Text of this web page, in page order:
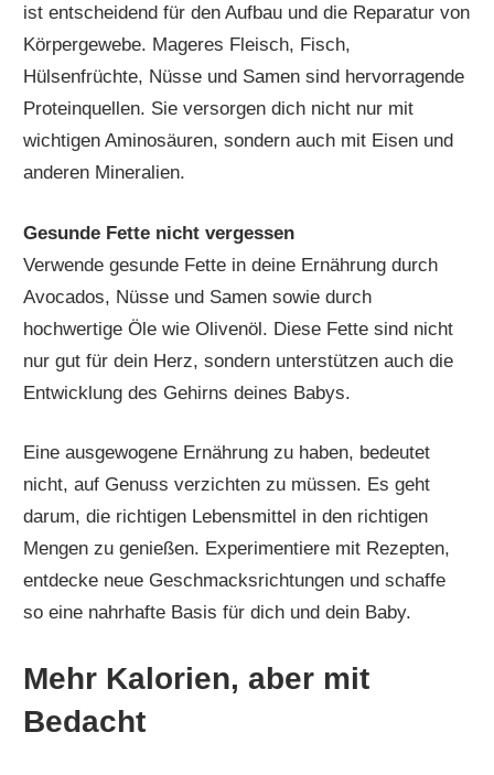
ist entscheidend für den Aufbau und die Reparatur von
Körpergewebe. Mageres Fleisch, Fisch,
Hülsenfrüchte, Nüsse und Samen sind hervorragende
Proteinquellen. Sie versorgen dich nicht nur mit
wichtigen Aminosäuren, sondern auch mit Eisen und
anderen Mineralien.
Gesunde Fette nicht vergessen
Verwende gesunde Fette in deine Ernährung durch
Avocados, Nüsse und Samen sowie durch
hochwertige Öle wie Olivenöl. Diese Fette sind nicht
nur gut für dein Herz, sondern unterstützen auch die
Entwicklung des Gehirns deines Babys.
Eine ausgewogene Ernährung zu haben, bedeutet
nicht, auf Genuss verzichten zu müssen. Es geht
darum, die richtigen Lebensmittel in den richtigen
Mengen zu genießen. Experimentiere mit Rezepten,
entdecke neue Geschmacksrichtungen und schaffe
so eine nahrhafte Basis für dich und dein Baby.
Mehr Kalorien, aber mit
Bedacht